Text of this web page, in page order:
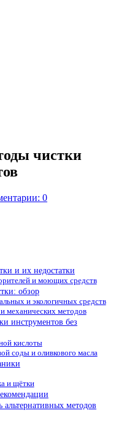
чистки
0
и их недостатки
и моющих средств
обзор
и экологичных средств
механических методов
инструментов без
кислоты
соды и оливкового масла
и щётки
альтернативных методов